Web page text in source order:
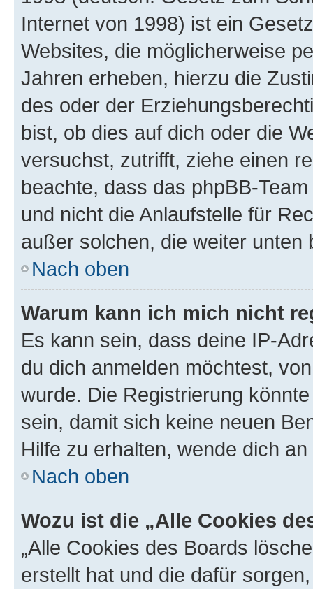
Internet von 1998) ist ein
Websites, die möglicherweise
Jahren erheben, hierzu die
des oder der
bist, ob dies auf dich oder die
versuchst, zutrifft, ziehe einen
beachte, dass das phpBB-
und nicht die Anlaufstelle für
außer solchen, die weiter unten
Nach oben
Warum kann ich mich nicht
Es kann sein, dass deine IP-
du dich anmelden möchtest,
wurde. Die Registrierung
sein, damit sich keine neuen
Hilfe zu erhalten, wende dich
Nach oben
Wozu ist die „Alle Cookies
„Alle Cookies des Boards
erstellt hat und die dafür